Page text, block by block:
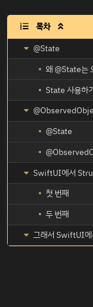
목차 
@State
왜 @State는
State 사용하
@State
SwiftUI에서
첫 번째
두 번째
그래서 SwiftUI에